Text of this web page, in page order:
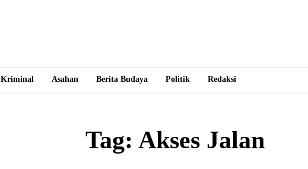
Kriminal Asahan Berita Budaya Politik Redaksi
Tag: Akses Jalan